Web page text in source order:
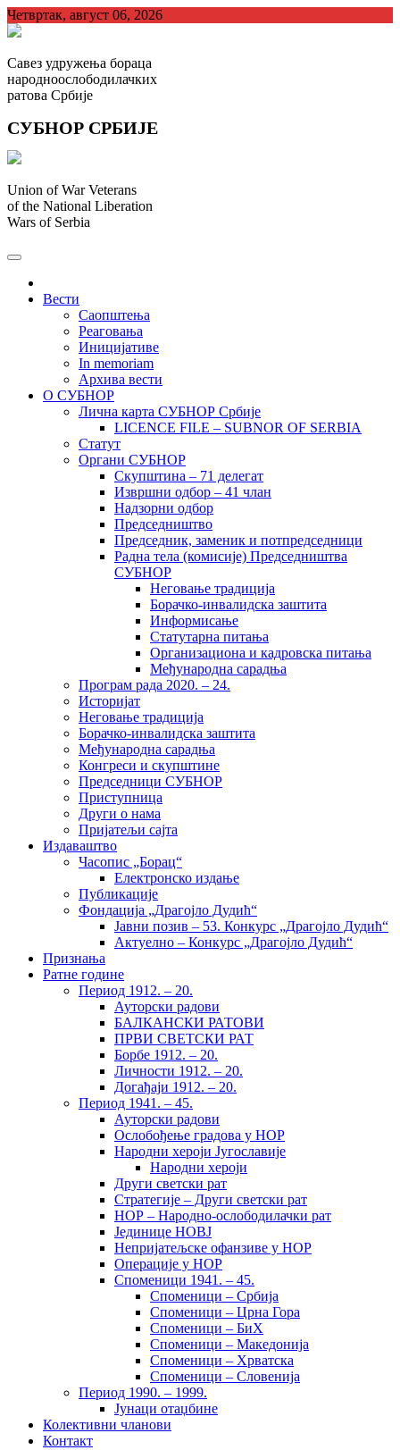
Skip
to
Четвртак, август 06, 2026
Савез удружења бораца
народноослободилачких
ратова Србије
СУБНОР СРБИЈЕ
Union of War Veterans
of the National Liberation
Wars of Serbia
Вести
Саопштења
Реаговања
Иницијативе
In memoriam
Архива вести
О СУБНОР
Лична карта СУБНОР Србије
LICENCE FILE – SUBNOR OF SERBIA
Статут
Органи СУБНОР
Скупштина – 71 делегат
Извршни одбор – 41 члан
Надзорни одбор
Председништво
Председник, заменик и потпредседници
Радна тела (комисије) Председништва
СУБНОР
Неговање традиција
Борачко-инвалидска заштита
Информисање
Статутарна питања
Организациона и кадровска питања
Међународна сарадња
Програм рада 2020. – 24.
Историјат
Неговање традиција
Борачко-инвалидска заштита
Међународна сарадња
Конгреси и скупштине
Председници СУБНОР
Приступница
Други о нама
Пријатељи сајта
Издаваштво
Часопис „Борац“
Електронско издање
Публикације
Фондација „Драгојло Дудић“
Јавни позив – 53. Конкурс „Драгојло Дудић“
Актуелно – Конкурс „Драгојло Дудић“
Признања
Ратне године
Период 1912. – 20.
Ауторски радови
БАЛКАНСКИ РАТОВИ
ПРВИ СВЕТСКИ РАТ
Борбе 1912. – 20.
Личности 1912. – 20.
Догађаји 1912. – 20.
Период 1941. – 45.
Ауторски радови
Ослобођење градова у НОР
Народни хероји Југославије
Народни хероји
Други светски рат
Стратегије – Други светски рат
НОР – Народно-ослободилачки рат
Јединице НОВЈ
Непријатељске офанзиве у НОР
Операције у НОР
Споменици 1941. – 45.
Споменици – Србија
Споменици – Црна Гора
Споменици – БиХ
Споменици – Македонија
Споменици – Хрватска
Споменици – Словенија
Период 1990. – 1999.
Јунаци отаџбине
Колективни чланови
Контакт